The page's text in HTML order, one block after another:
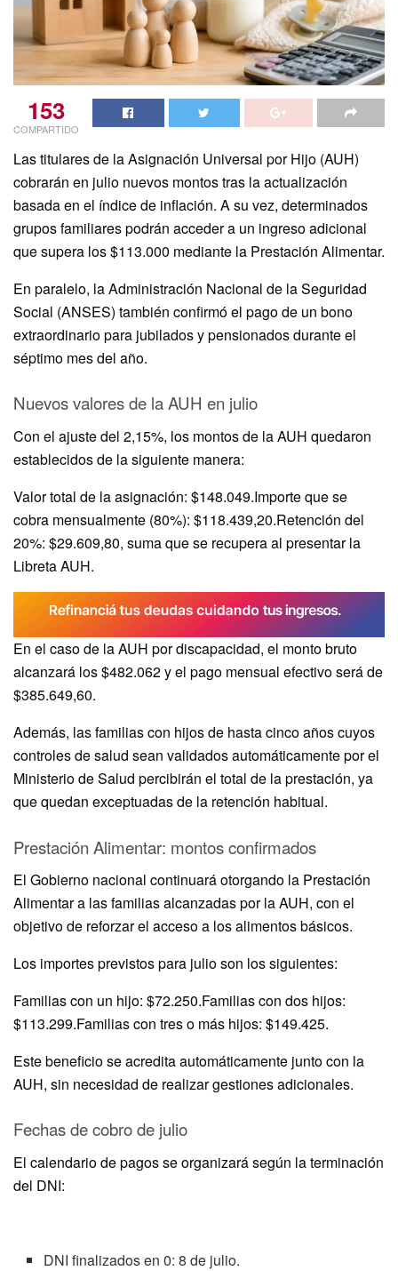
153
COMPARTIDO
Las titulares de la Asignación Universal por Hijo (AUH)
cobrarán en julio nuevos montos tras la actualización
basada en el índice de inflación. A su vez, determinados
grupos familiares podrán acceder a un ingreso adicional
que supera los $113.000 mediante la Prestación Alimentar.
En paralelo, la Administración Nacional de la Seguridad
Social (ANSES) también confirmó el pago de un bono
extraordinario para jubilados y pensionados durante el
séptimo mes del año.
Nuevos valores de la AUH en julio
Con el ajuste del 2,15%, los montos de la AUH quedaron
establecidos de la siguiente manera:
Valor total de la asignación: $148.049.Importe que se
cobra mensualmente (80%): $118.439,20.Retención del
20%: $29.609,80, suma que se recupera al presentar la
Libreta AUH.
En el caso de la AUH por discapacidad, el monto bruto
alcanzará los $482.062 y el pago mensual efectivo será de
$385.649,60.
Además, las familias con hijos de hasta cinco años cuyos
controles de salud sean validados automáticamente por el
Ministerio de Salud percibirán el total de la prestación, ya
que quedan exceptuadas de la retención habitual.
Prestación Alimentar: montos confirmados
El Gobierno nacional continuará otorgando la Prestación
Alimentar a las familias alcanzadas por la AUH, con el
objetivo de reforzar el acceso a los alimentos básicos.
Los importes previstos para julio son los siguientes:
Familias con un hijo: $72.250.Familias con dos hijos:
$113.299.Familias con tres o más hijos: $149.425.
Este beneficio se acredita automáticamente junto con la
AUH, sin necesidad de realizar gestiones adicionales.
Fechas de cobro de julio
El calendario de pagos se organizará según la terminación
del DNI:
DNI finalizados en 0: 8 de julio.